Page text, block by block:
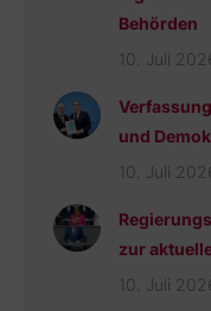
Behörden
10. Juli
und
10. Juli
zur
10. Juli